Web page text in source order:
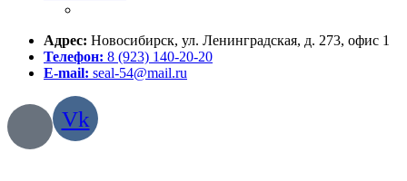
Адрес: Новосибирск, ул. Ленинградская, д. 273, офис 1
Телефон: 8 (923) 140-20-20
E-mail: seal-54@mail.ru
Vk